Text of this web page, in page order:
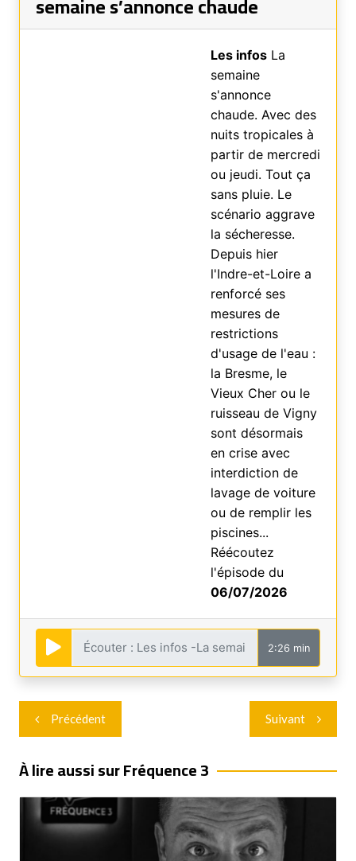
Les infosLa
semaine
s'annonce
chaude. Avec des
nuits tropicales à
partir de mercredi
ou jeudi. Tout ça
sans pluie. Le
scénario aggrave
la sécheresse.
Depuis hier
l'Indre-et-Loire a
renforcé ses
mesures de
restrictions
d'usage de l'eau :
la Bresme, le
Vieux Cher ou le
ruisseau de Vigny
sont désormais
en crise avec
interdiction de
lavage de voiture
ou de remplir les
piscines...
Réécoutez
l'épisode du
06/07/2026
2:26 min
Navigation
de
l’article
Précédent Suivant
À lire aussi sur Fréquence 3